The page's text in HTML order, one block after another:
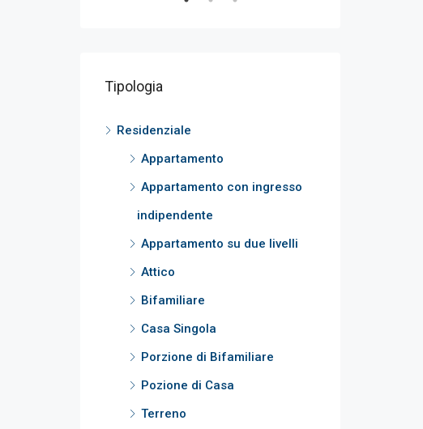
Tipologia
Residenziale
Appartamento
Appartamento con ingresso
indipendente
Appartamento su due livelli
Attico
Bifamiliare
Casa Singola
Porzione di Bifamiliare
Pozione di Casa
Terreno